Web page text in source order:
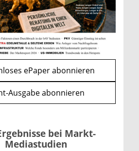
WEITERE ARTIKEL
zurückweiter
ePaper abonnieren
Ausgabe abonnieren
bei Markt-
Mediastudien